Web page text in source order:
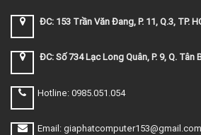
ĐC: 153 Trần Văn Đang, P. 11, Q.3, TP.
ĐC: Số 734 Lạc Long Quân, P. 9, Q. Tân
Hotline: 0985.051.054
Email: giaphatcomputer153@gmail.com